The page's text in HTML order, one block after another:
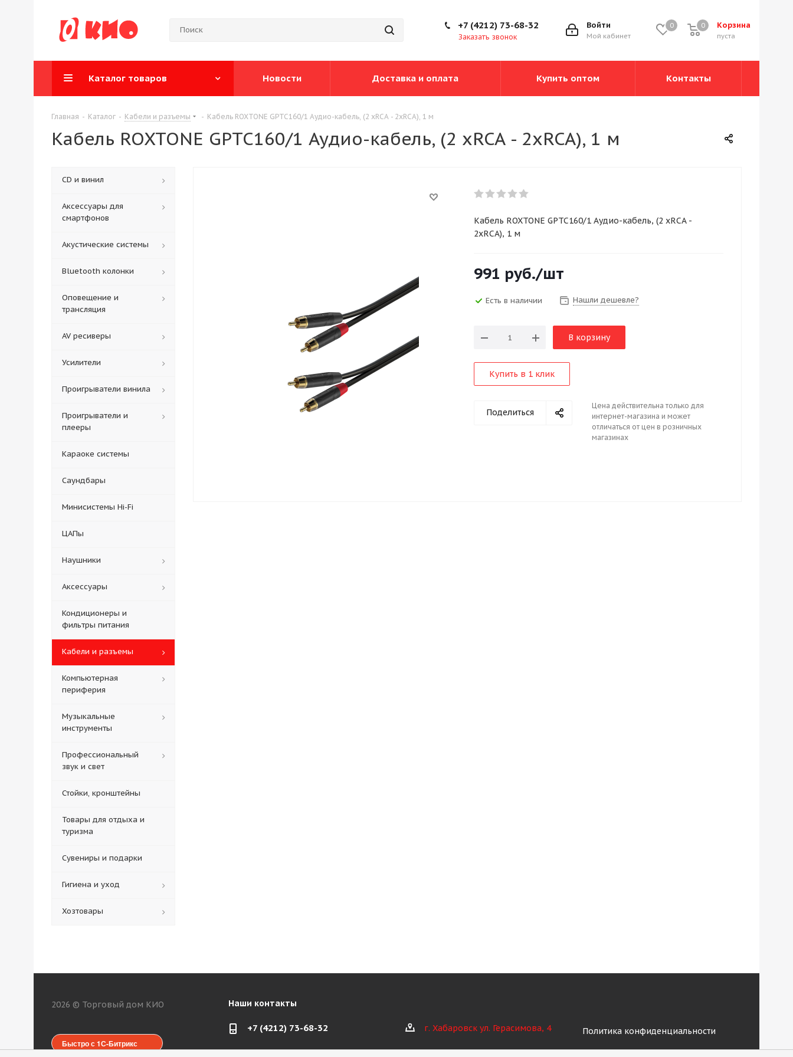
0 Корзина
0
пуста
0
Войти
Мой кабинет
+7 (4212) 73-68-32
Заказать звонок
Каталог товаров Новости Доставка и оплата Купить оптом Контакты
Главная - Каталог - Кабели и разъемы - Кабель ROXTONE GPTC160/1 Аудио-кабель, (2 xRCA - 2xRCA), 1 м
Кабель ROXTONE GPTC160/1 Аудио-кабель, (2 xRCA - 2xRCA), 1 м
Кабель ROXTONE GPTC160/1 Аудио-кабель, (2 xRCA -
2xRCA), 1 м
991 руб./шт
Есть в наличии Нашли дешевле?
В корзину
Купить в 1 клик
Поделиться
Цена действительна только для
интернет-магазина и может
отличаться от цен в розничных
магазинах
CD и винил
Аксессуары для
смартфонов
Акустические системы
Bluetooth колонки
Оповещение и
трансляция
AV ресиверы
Усилители
Проигрыватели винила
Проигрыватели и
плееры
Караоке системы
Саундбары
Минисистемы Hi-Fi
ЦАПы
Наушники
Аксессуары
Кондиционеры и
фильтры питания
Кабели и разъемы
Компьютерная
периферия
Музыкальные
инструменты
Профессиональный
звук и свет
Стойки, кронштейны
Товары для отдыха и
туризма
Сувениры и подарки
Гигиена и уход
Хозтовары
2026 © Торговый дом КИО
Быстро с 1С-Битрикс
Наши контакты
+7 (4212) 73-68-32 г. Хабаровск ул. Герасимова, 4 Политика конфиденциальности